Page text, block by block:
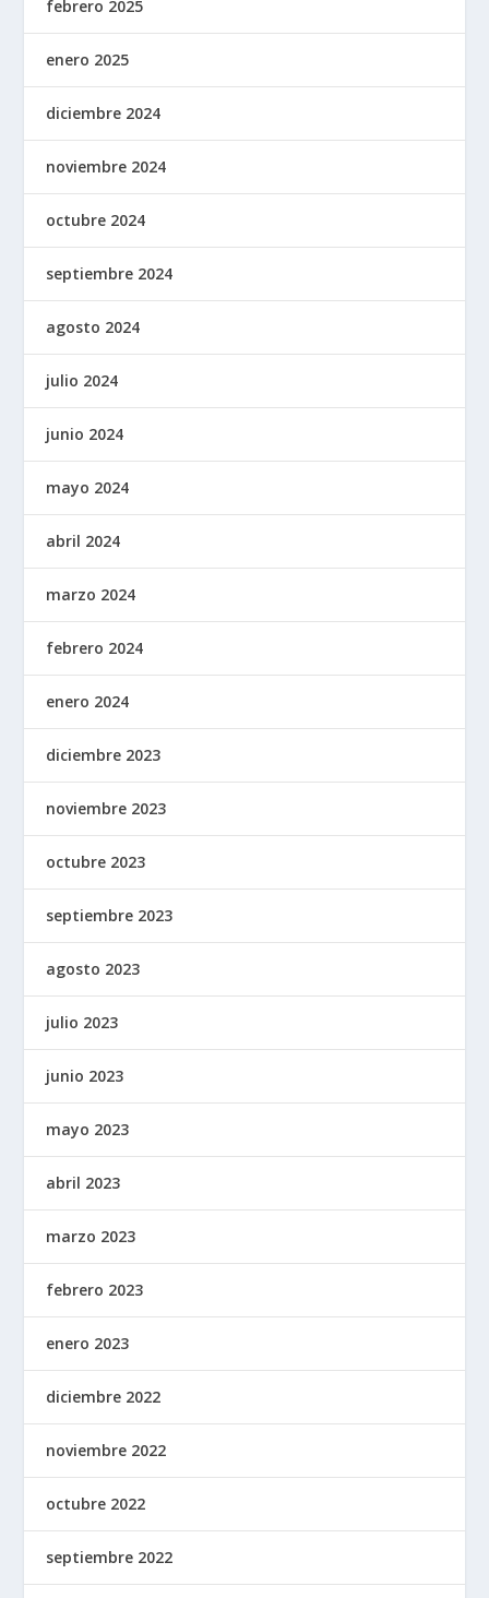
febrero 2025
enero 2025
diciembre 2024
noviembre 2024
octubre 2024
septiembre 2024
agosto 2024
julio 2024
junio 2024
mayo 2024
abril 2024
marzo 2024
febrero 2024
enero 2024
diciembre 2023
noviembre 2023
octubre 2023
septiembre 2023
agosto 2023
julio 2023
junio 2023
mayo 2023
abril 2023
marzo 2023
febrero 2023
enero 2023
diciembre 2022
noviembre 2022
octubre 2022
septiembre 2022